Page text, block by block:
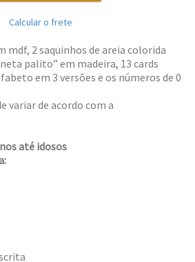
Calcular o frete
mdf, 2 saquinhos de areia colorida
palito” em madeira, 13 cards
em 3 versões e os números de 0
variar de acordo com a
até idosos